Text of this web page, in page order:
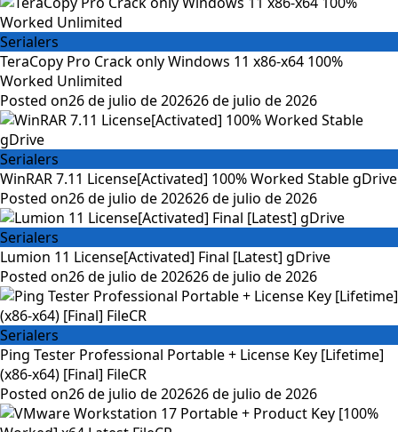
Serialers
TeraCopy Pro Crack only Windows 11 x86-x64 100%
Worked Unlimited
Posted on26 de julio de 202626 de julio de 2026
Serialers
WinRAR 7.11 License[Activated] 100% Worked Stable gDrive
Posted on26 de julio de 202626 de julio de 2026
Serialers
Lumion 11 License[Activated] Final [Latest] gDrive
Posted on26 de julio de 202626 de julio de 2026
Serialers
Ping Tester Professional Portable + License Key [Lifetime]
(x86-x64) [Final] FileCR
Posted on26 de julio de 202626 de julio de 2026